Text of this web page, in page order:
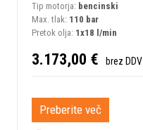
Tip motorja: bencinski
Max. tlak: 110 bar
Pretok olja: 1x18 l/min
3.173,00 € brez DDV
Preberite več